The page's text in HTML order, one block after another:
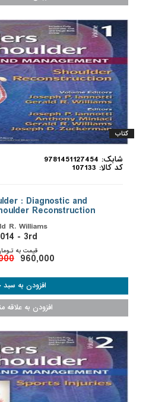
کتاب
شابک: 9781451127454
کد کالا: 107133
: Diagnostic and
Reconstruction
R. Williams
- 3rd
قیمت به
960,000